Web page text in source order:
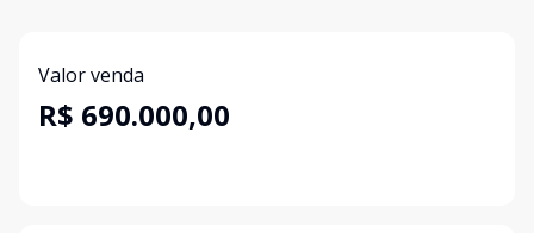
Valor venda
R$ 690.000,00